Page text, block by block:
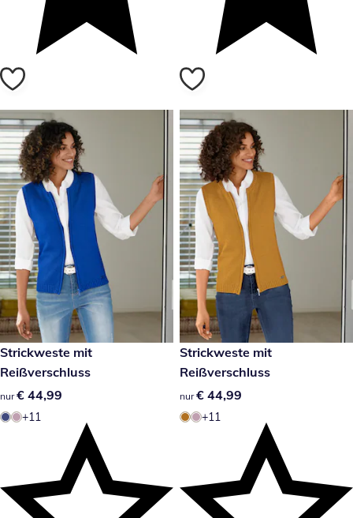
€ 44,99
Strickweste mit
Reißverschluss
€ 44,99
nur € 44,99
+11
€ 44,99
Strickweste mit
Reißverschluss
€ 44,99
nur € 44,99
+11